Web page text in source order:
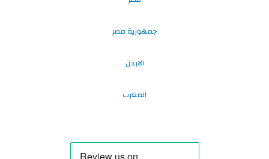
جمهورية مصر
الاردن
المغرب